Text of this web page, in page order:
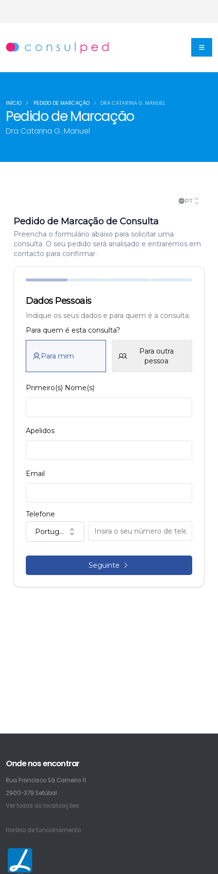
Pedido de Marcação
Dra Catarina G. Manuel
INÍCIO PEDIDO DE MARCAÇÃO DRA CATARINA G. MANUEL
Onde nos encontrar
Rua Francisco Sá Carneiro 11
2900-379 Setúbal
Ver todas as localizações
Horário de funcionamento